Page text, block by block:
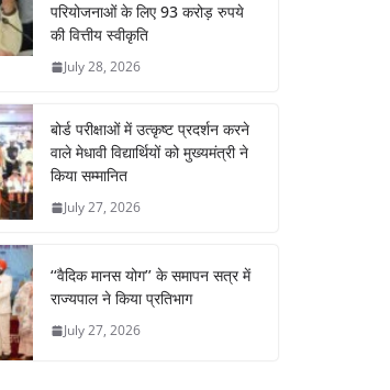
परियोजनाओं के लिए 93 करोड़ रुपये
की वित्तीय स्वीकृति
July 28, 2026
बोर्ड परीक्षाओं में उत्कृष्ट प्रदर्शन करने
वाले मेधावी विद्यार्थियों को मुख्यमंत्री ने
किया सम्मानित
July 27, 2026
‘‘वैदिक मानस योग’’ के समापन सत्र में
राज्यपाल ने किया प्रतिभाग
July 27, 2026